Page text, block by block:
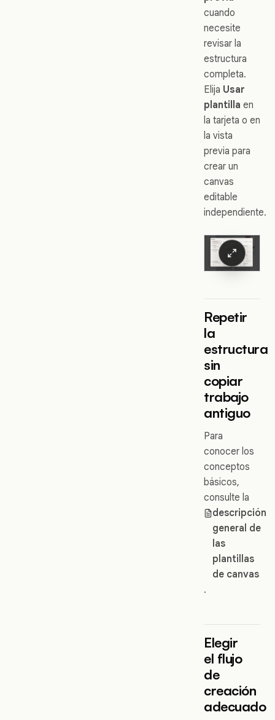
cuando
necesite
revisar la
estructura
completa.
Elija Usar
plantilla en
la tarjeta o en
la vista
previa para
crear un
canvas
editable
independiente.
Repetir
la
estructura
sin
copiar
trabajo
antiguo
Para
conocer los
conceptos
básicos,
consulte la
descripción
general de
las
plantillas
de canvas
.
Elegir
el flujo
de
creación
adecuado